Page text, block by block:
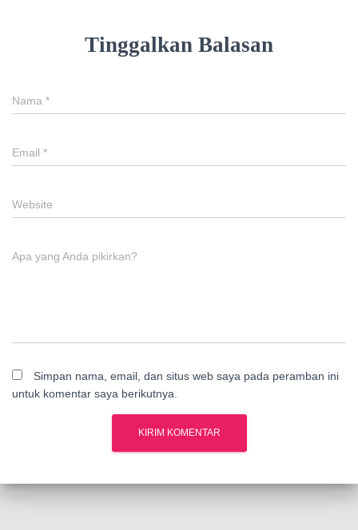
Tinggalkan Balasan
Nama *
Email *
Website
Apa yang Anda pikirkan?
Simpan nama, email, dan situs web saya pada peramban ini
untuk komentar saya berikutnya.